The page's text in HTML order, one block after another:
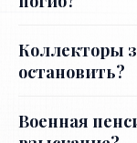
Коллекторы
остановить?
Военная